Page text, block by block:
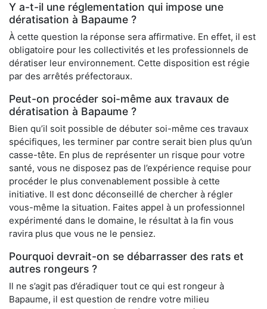
Y a-t-il une réglementation qui impose une
dératisation à Bapaume ?
À cette question la réponse sera affirmative. En effet, il est
obligatoire pour les collectivités et les professionnels de
dératiser leur environnement. Cette disposition est régie
par des arrêtés préfectoraux.
Peut-on procéder soi-même aux travaux de
dératisation à Bapaume ?
Bien qu’il soit possible de débuter soi-même ces travaux
spécifiques, les terminer par contre serait bien plus qu’un
casse-tête. En plus de représenter un risque pour votre
santé, vous ne disposez pas de l’expérience requise pour
procéder le plus convenablement possible à cette
initiative. Il est donc déconseillé de chercher à régler
vous-même la situation. Faites appel à un professionnel
expérimenté dans le domaine, le résultat à la fin vous
ravira plus que vous ne le pensiez.
Pourquoi devrait-on se débarrasser des rats et
autres rongeurs ?
Il ne s’agit pas d’éradiquer tout ce qui est rongeur à
Bapaume, il est question de rendre votre milieu